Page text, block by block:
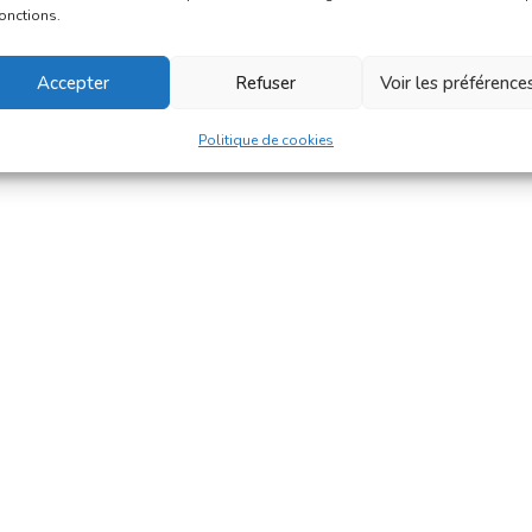
Accepter Refuser Voir les
Politique de cookies